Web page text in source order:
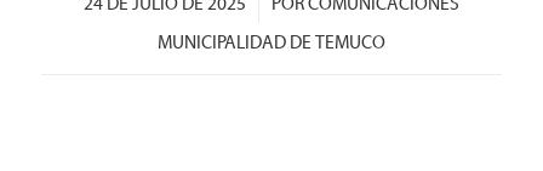
MUNICIPALIDAD DE TEMUCO